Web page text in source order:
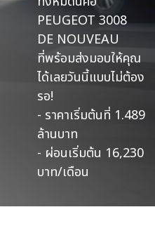
PEUGEOT 3008
DE NOUVEAU
ที่พร้อมส่งมอบให้คุณ
ได้เลยวันนี้แบบไม่ต้อง
รอ!
- ราคาเริ่มต้นที่ 1.489
ล้านบาท
- ผ่อนเริ่มต้น 16,230
บาท/เดือน